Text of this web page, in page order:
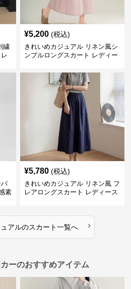
繍
¥5,200 (税込)
きれいめカジュアル リネン風シ
ンプルロングスカート レディー
ラル系 ゆったり細見え リラック
素
¥5,780 (税込)
きれいめカジュアル リネン風 フ
レアロングスカート レディース
アルのスカート一覧へ ›
ーのおすすめアイテム